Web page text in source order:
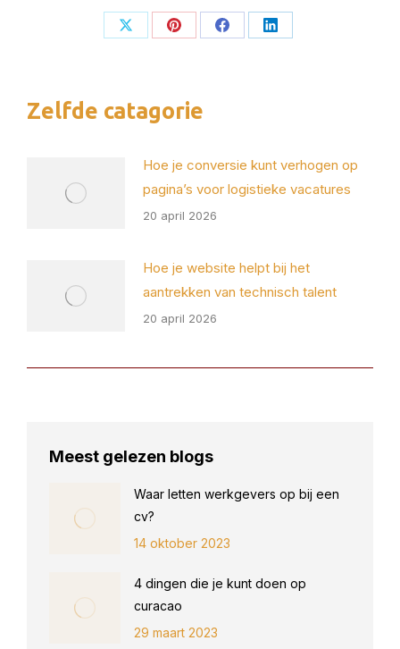
Deel
Deel
Deel
Deel
Zelfde catagorie
Hoe je conversie kunt verhogen op
pagina’s voor logistieke vacatures
20 april 2026
Hoe je website helpt bij het
aantrekken van technisch talent
20 april 2026
Meest gelezen blogs
Waar letten werkgevers op bij een
cv?
14 oktober 2023
4 dingen die je kunt doen op
curacao
29 maart 2023